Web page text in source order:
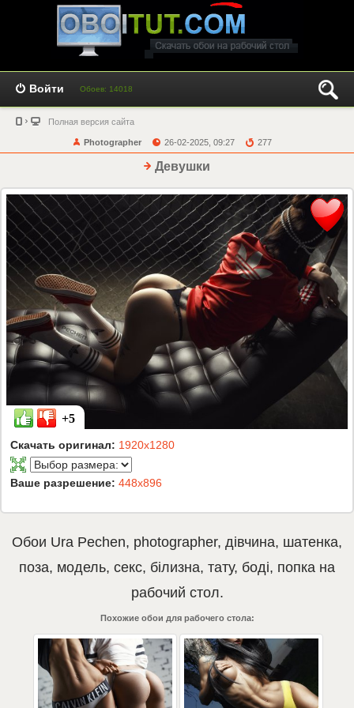
Войти Обоев: 14018
Полная версия сайта
Photographer 26-02-2025, 09:27 277
Девушки
+5
Скачать оригинал: 1920x1280
Ваше разрешение: 448x896
Обои Ura Pechen, photographer, дівчина, шатенка,
поза, модель, секс, білизна, тату, боді, попка на
рабочий стол.
Похожие обои для рабочего стола: